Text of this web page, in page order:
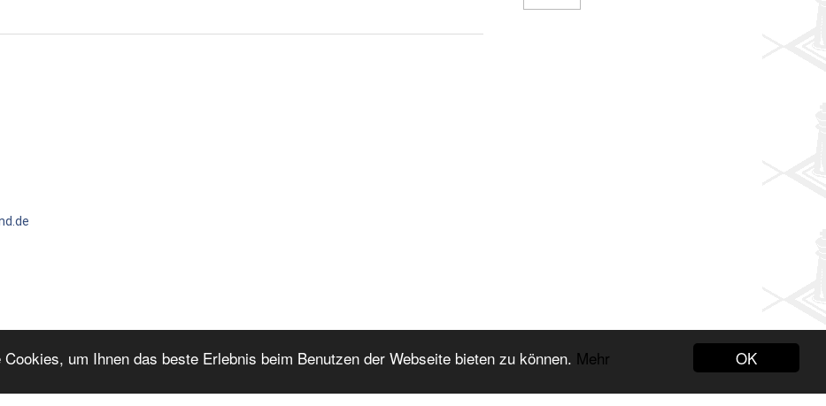
OK
um Ihnen das beste Erlebnis beim Benutzen der Webseite bieten zu können. Mehr